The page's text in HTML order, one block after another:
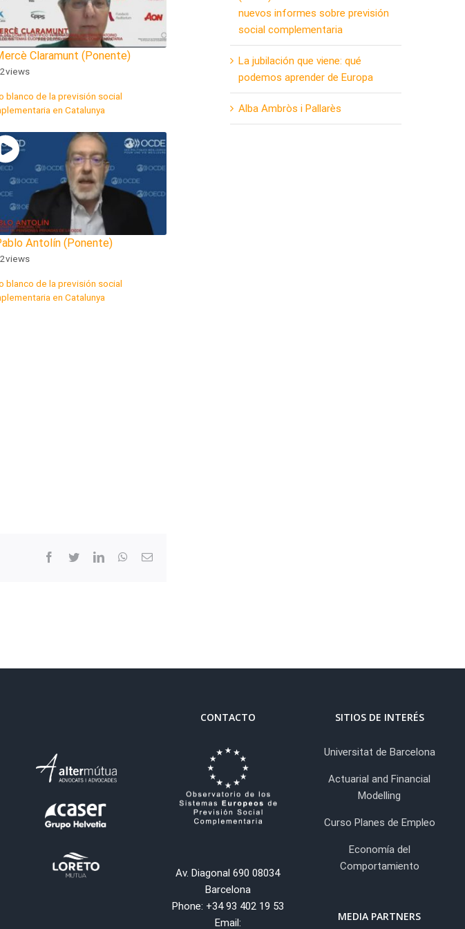
Claramunt (Ponente)
views
blanco de la previsión social
en Catalunya
Antolín (Ponente)
views
blanco de la previsión social
en Catalunya
facebook
twitterlinkedinwhatsappCorreo
nuevos informes sobre previsión
social complementaria
La jubilación que viene: qué
podemos aprender de Europa
Alba Ambròs i Pallarès
CONTACTO
Av. Diagonal 690 08034
Barcelona
Phone: +34 93 402 19 53
Email:
SITIOS DE INTERÉS
Universitat de Barcelona
Actuarial and Financial
Modelling
Curso Planes de Empleo
Economía del
Comportamiento
MEDIA PARTNERS